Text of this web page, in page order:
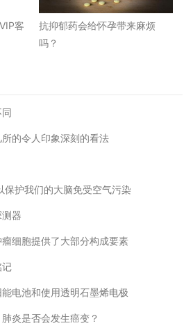
客
抗抑郁药会给怀孕带来麻烦
吗？
的令人印象深刻的看法
护我们的大脑免受空气污染
器
细胞提供了大部分构成要素
记
电池和使用透明石墨烯电极
炎是否会发生癌变？